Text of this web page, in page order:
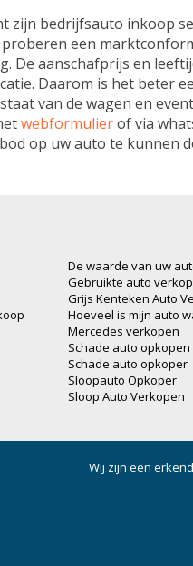
zijn bedrijfsauto inkoop
een
De aanschafprijs en
Daarom is het beter
van de wagen en
webformulierof via
op uw auto te kunnen
De waarde van uw
Gebruikte auto
Grijs Kenteken Auto
Hoeveel is mijn auto
Mercedes verkopen
Schade auto opkopen
Schade auto opkoper
Sloopauto Opkoper
Sloop Auto Verkopen
Wij zijn een